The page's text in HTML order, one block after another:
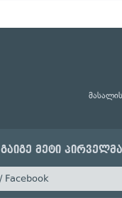
გაიგე მეტი
/ Facebook